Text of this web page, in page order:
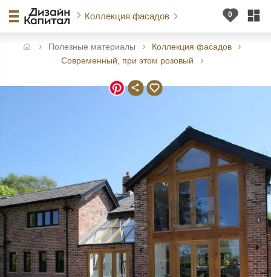
Коллекция фасадов
Полезные материалы
Коллекция фасадов
Современный, при этом розовый